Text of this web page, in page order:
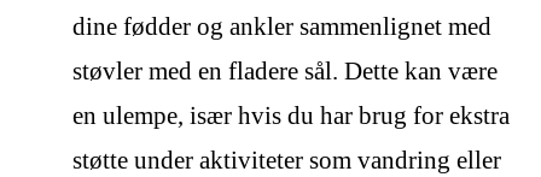
dine fødder og ankler sammenlignet med
støvler med en fladere sål. Dette kan være
en ulempe, især hvis du har brug for ekstra
støtte under aktiviteter som vandring eller